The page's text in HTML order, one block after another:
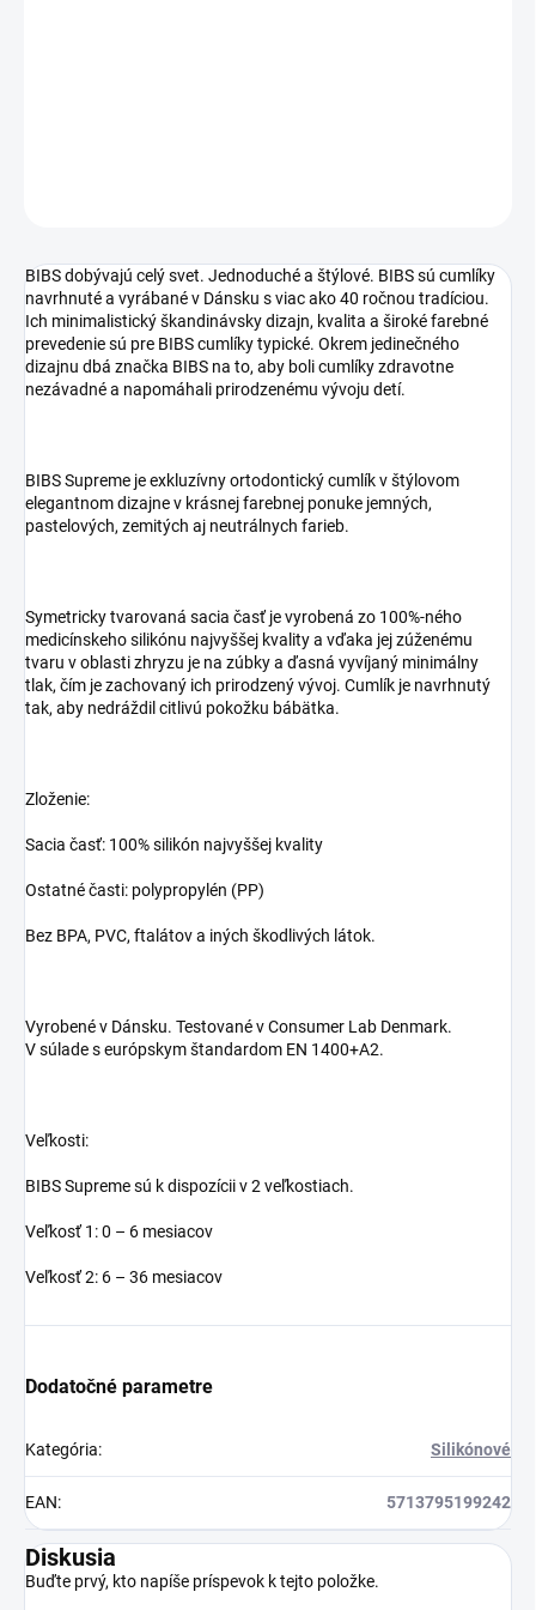
BIBS dobývajú celý svet. Jednoduché a štýlové. BIBS sú cumlíky
navrhnuté a vyrábané v Dánsku s viac ako 40 ročnou tradíciou.
Ich minimalistický škandinávsky dizajn, kvalita a široké farebné
prevedenie sú pre BIBS cumlíky typické. Okrem jedinečného
dizajnu dbá značka BIBS na to, aby boli cumlíky zdravotne
nezávadné a napomáhali prirodzenému vývoju detí.
BIBS Supreme je exkluzívny ortodontický cumlík v štýlovom
elegantnom dizajne v krásnej farebnej ponuke jemných,
pastelových, zemitých aj neutrálnych farieb.
Symetricky tvarovaná sacia časť je vyrobená zo 100%-ného
medicínskeho silikónu najvyššej kvality a vďaka jej zúženému
tvaru v oblasti zhryzu je na zúbky a ďasná vyvíjaný minimálny
tlak, čím je zachovaný ich prirodzený vývoj. Cumlík je navrhnutý
tak, aby nedráždil citlivú pokožku bábätka.
Zloženie:
Sacia časť: 100% silikón najvyššej kvality
Ostatné časti: polypropylén (PP)
Bez BPA, PVC, ftalátov a iných škodlivých látok.
Vyrobené v Dánsku. Testované v Consumer Lab Denmark.
V súlade s európskym štandardom EN 1400+A2.
Veľkosti:
BIBS Supreme sú k dispozícii v 2 veľkostiach.
Veľkosť 1: 0 – 6 mesiacov
Veľkosť 2: 6 – 36 mesiacov
Dodatočné parametre
Kategória: Silikónové
EAN: 5713795199242
Diskusia
Buďte prvý, kto napíše príspevok k tejto položke.